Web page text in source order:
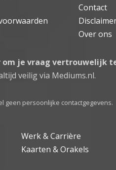
Contact
Over ons
om je vraag vertrouwelijk
veilig via Mediums.nl.
geen persoonlijke contactgegevens.
Werk & Carrière
Kaarten & Orakels